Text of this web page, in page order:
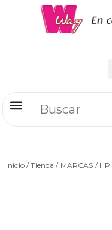
Inicio/Tienda / MARCAS / HP